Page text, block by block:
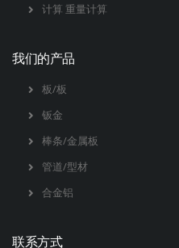
计算 重量计算
我们的产品
板/板
钣金
棒条/金属板
管道/型材
合金铝
联系方式